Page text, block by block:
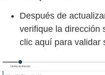
Después de
verifique la dirección
clic aquí para validar